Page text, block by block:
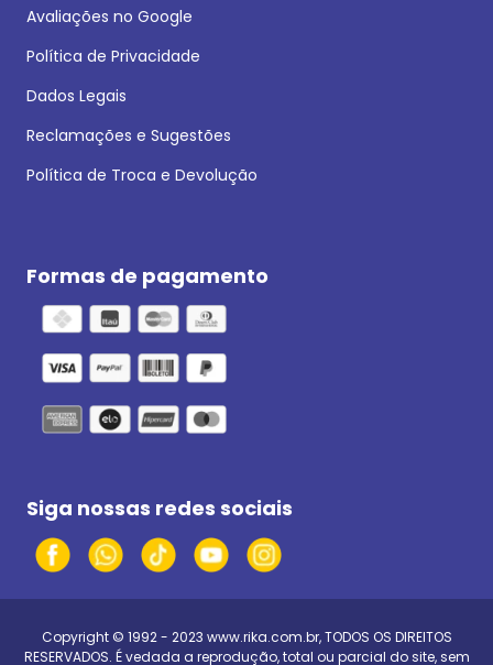
Avaliações no Google
Política de Privacidade
Dados Legais
Reclamações e Sugestões
Política de Troca e Devolução
Formas de pagamento
Siga nossas redes sociais
Copyright © 1992 - 2023 www.rika.com.br, TODOS OS DIREITOS
RESERVADOS. É vedada a reprodução, total ou parcial do site, sem